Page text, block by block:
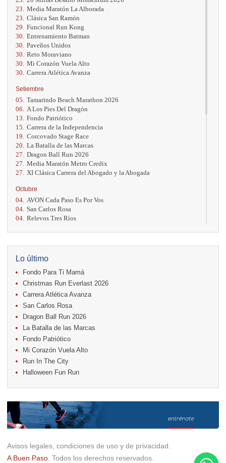
23. Media Maratón La Alborada
23. Clásica San Ramón
29. Funcional Run Kong
30. Entrenamiento Batman
30. Paveños Unidos
30. Reto Moraviano
30. Mi Corazón Vuela Alto
30. Carrera Atlética Avanza
Setiembre
05. Tamarindo Beach Marathon 2026
06.
A Los Pies Del Dragón
13. Fondo Patriótico
15. Carrera de la Independencia
19. Corcovado Stage Race
20. La Batalla de las Marcas
27. Dragon Ball Run 2026
27. Media Maratón Metro Credix
27.
XI Clásica Carrera del Abogado y la Abogada
Octubre
04. AVON Cada Paso Es Por Vos
04. San Carlos Rosa
04. Relevos Tres Ríos
17. Caribe Paradise Run
18.
Casa Turire Trail Run
18. Warriors Run Circuit
18. Samsung Jacó Beach Half Marathon 2026
25. KRun by Under Armour
25. Run Alajuela
Noviembre
08. Lindora Run
15. Entre Pan y Rosas
Diciembre
06. Trail Vulcania 2026
12. Media Maratón Puntarenas 2026
Lo último
Fondo Para Ti Mamá
Christmas Run Everlast 2026
Carrera Atlética Avanza
San Carlos Rosa
Dragon Ball Run 2026
La Batalla de las Marcas
Fondo Patriótico
Mi Corazón Vuela Alto
Run In The City
Halloween Fun Run
Avisos legales, condiciones de uso y de privacidad.
A Buen Paso. Todos los derechos reservados.